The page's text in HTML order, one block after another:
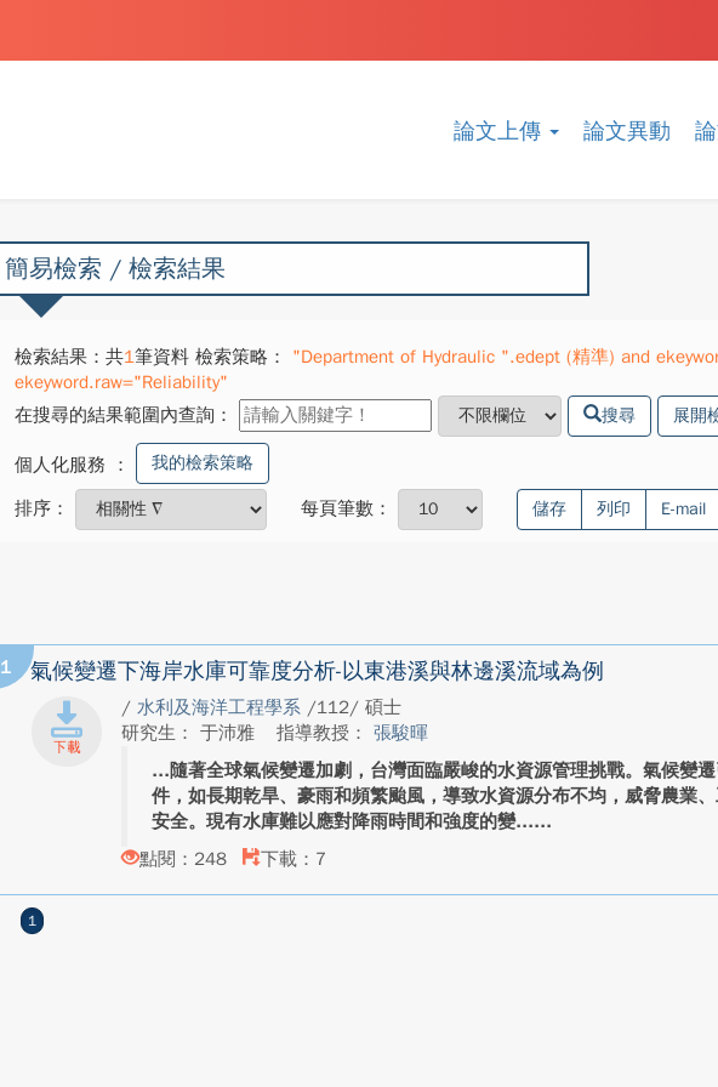
論文上傳 論文異動
簡易檢索 / 檢索結果
檢索結果：共1筆資料 檢索策略：
"Department of Hydraulic ".edept (精準) and
ekeyword.raw="Reliability"
在搜尋的結果範圍內查詢：
搜尋 展開
個人化服務 ： 我的檢索策略
排序： 每頁筆數： 儲存 列印 E-mail
1 氣候變遷下海岸水庫可靠度分析-以東港溪與林邊溪流域為例
/ 水利及海洋工程學系 /112/ 碩士
研究生： 于沛雅
指導教授： 張駿暉
隨著全球氣候變遷加劇，台灣面臨嚴峻的水資源管理挑戰。氣候變
件，如長期乾旱、豪雨和頻繁颱風，導致水資源分布不均，威脅農業
安全。現有水庫難以應對降雨時間和強度的變...
點閱：248
下載：7
1